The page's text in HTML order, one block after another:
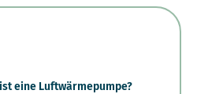
eine Luftwärmepumpe?